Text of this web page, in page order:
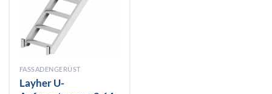
FASSADENGERÜST
Layher U-